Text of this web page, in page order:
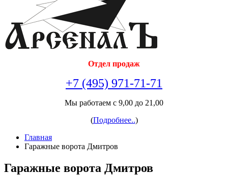
Отдел продаж
+7 (495) 971-71-71
Мы работаем с 9,00 до 21,00
(Подробнее..)
Главная
Гаражные ворота Дмитров
Гаражные ворота Дмитров